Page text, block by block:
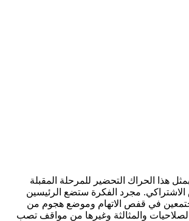
هذا الحراك التحضير للمرحلة المقبلة
الاشتراكي. مجرد الفكرة ستضع الرئيسين
في قفص الاتهام وموضع هجوم من
والمثالثة وغيرها من مواقف تصب